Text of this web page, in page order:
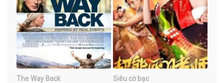
The Way Back Siêu cờ bạc